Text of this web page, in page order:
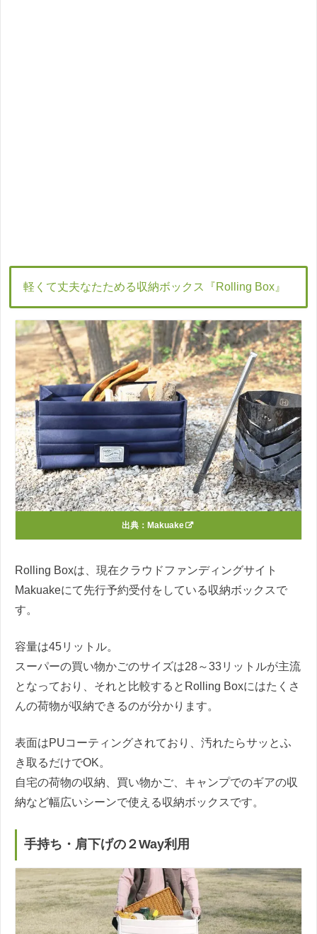
軽くて丈夫なたためる収納ボックス『Rolling Box』
出典： Makuake
Rolling Boxは、現在クラウドファンディングサイト
Makuakeにて先行予約受付をしている収納ボックスで
す。
容量は45リットル。
スーパーの買い物かごのサイズは28～33リットルが主流
となっており、それと比較するとRolling Boxにはたくさ
んの荷物が収納できるのが分かります。
表面はPUコーティングされており、汚れたらサッとふ
き取るだけでOK。
自宅の荷物の収納、買い物かご、キャンプでのギアの収
納など幅広いシーンで使える収納ボックスです。
手持ち・肩下げの２Way利用